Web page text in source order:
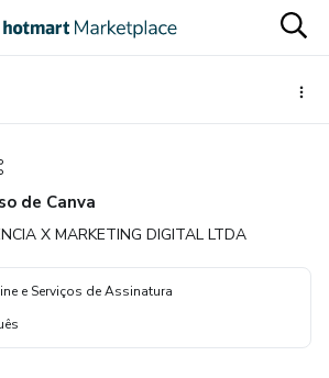
de Canva
X MARKETING DIGITAL LTDA
e Serviços de Assinatura